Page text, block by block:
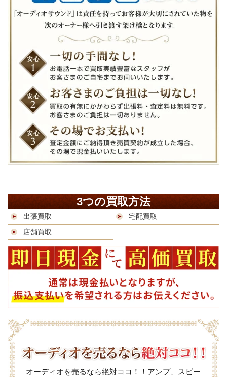
3つの買取方法
出張買取
宅配買取
店舗買取
オーディオを売るなら絶対ココ！！アンプ、スピー